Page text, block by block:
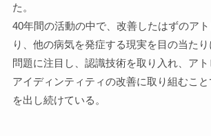
た。
40年間の活動の中で、改善したはずのア
り、他の病気を発症する現実を目の当た
問題に注目し、認識技術を取り入れ、ア
アイディンティティの改善に取り組むこ
を出し続けている。